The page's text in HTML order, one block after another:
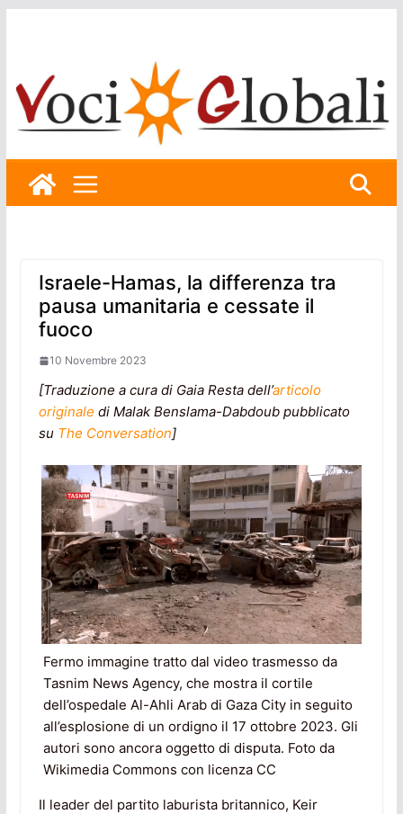
Israele-Hamas, la differenza tra
pausa umanitaria e cessate il
fuoco
10 Novembre 2023
[Traduzione a cura di Gaia Resta dell’articolo
originale di Malak Benslama-Dabdoub pubblicato
su The Conversation]
Fermo immagine tratto dal video trasmesso da
Tasnim News Agency, che mostra il cortile
dell’ospedale Al-Ahli Arab di Gaza City in seguito
all’esplosione di un ordigno il 17 ottobre 2023. Gli
autori sono ancora oggetto di disputa. Foto da
Wikimedia Commons con licenza CC
Il leader del partito laburista britannico, Keir